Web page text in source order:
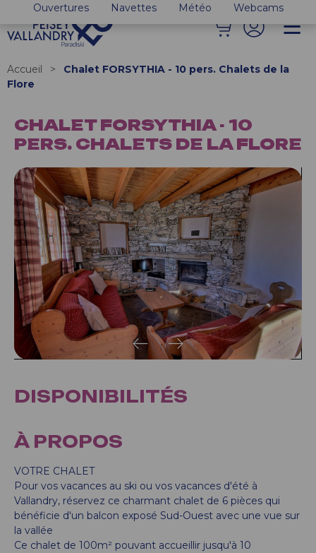
Ouvertures Navettes Météo Webcams
Accueil >
Chalet FORSYTHIA - 10 pers. Chalets de la
Flore
CHALET FORSYTHIA - 10
PERS. CHALETS DE LA FLORE
DISPONIBILITÉS
À PROPOS
VOTRE CHALET
Pour vos vacances au ski ou vos vacances d'été à
Vallandry, réservez ce charmant chalet de 6 pièces qui
bénéficie d'un balcon exposé Sud-Ouest avec une vue sur
la vallée
Ce chalet de 100m² pouvant accueillir jusqu'à 10